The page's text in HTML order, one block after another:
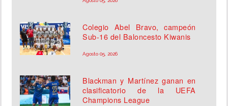
Colegio Abel Bravo, campeón
Sub-16 del Baloncesto Kiwanis
Agosto 05, 2026
Blackman y Martínez ganan en
clasificatorio de la UEFA
Champions League